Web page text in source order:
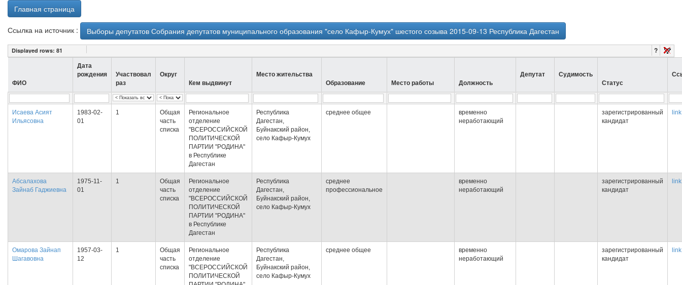
Главная страница
Ссылка на источник : Выборы депутатов Собрания депутатов муниципального образования "село Кафыр-Кумух" шестого созыва 2015-09-13 Республика Дагестан
Displayed rows: 81 ?
ФИО
Дата
рождения
Участвовал
раз
Округ
Кем выдвинут
Место жительства
Образование
Место работы Должность
Депутат
Судимость
Статус
Исаева Асият
Ильясовна
1983-02-
01
1
Общая
часть
списка
Региональное
отделение
"ВСЕРОССИЙСКОЙ
ПОЛИТИЧЕСКОЙ
ПАРТИИ "РОДИНА"
в Республике
Дагестан
Республика
Дагестан,
Буйнакский район,
село Кафыр-Кумух
среднее общее
временно
неработающий
зарегистрированный
кандидат
link
Абсалахова
Зайнаб Гаджиевна
1975-11-
01
1
Общая
часть
списка
Региональное
отделение
"ВСЕРОССИЙСКОЙ
ПОЛИТИЧЕСКОЙ
ПАРТИИ "РОДИНА"
в Республике
Дагестан
Республика
Дагестан,
Буйнакский район,
село Кафыр-Кумух
среднее
профессиональное
временно
неработающий
зарегистрированный
кандидат
link
Омарова Зайнап
Шагавовна
1957-03-
12
1
Общая
часть
списка
Региональное
отделение
"ВСЕРОССИЙСКОЙ
ПОЛИТИЧЕСКОЙ
Республика
Дагестан,
Буйнакский район,
село Кафыр-Кумух
среднее общее
временно
неработающий
зарегистрированный
кандидат
link